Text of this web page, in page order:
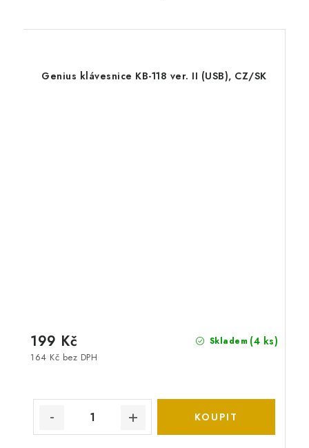
Genius klávesnice KB-118 ver. II (USB), CZ/SK
Skladem (4 ks)
164 Kč bez DPH
199 Kč